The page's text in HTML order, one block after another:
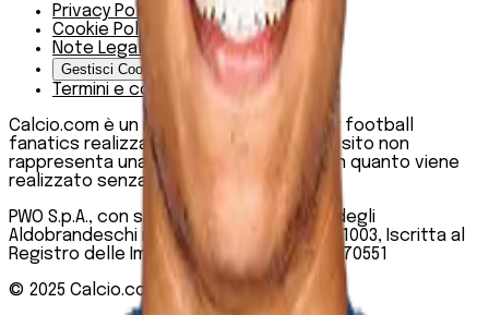
Privacy Policy
Cookie Policy
Note Legali
Gestisci Cookie
Termini e condizioni
Calcio.com è un innovativo data hub per football
fanatics realizzato da PWO SpA. Questo sito non
rappresenta una testata giornalistica, in quanto viene
realizzato senza alcuna periodicità.
PWO S.p.A., con sede legale in Roma, Via degli
Aldobrandeschi n. 300, C.F. e P.IVA 13747301003, Iscritta al
Registro delle Imprese di Roma n. R.E.A 1470551
© 2025 Calcio.com